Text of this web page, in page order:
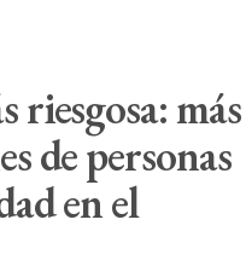
riesgosa: más
de personas
en el